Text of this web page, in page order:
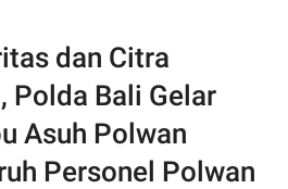
dan Citra
Polda Bali Gelar
Asuh Polwan
Personel Polwan